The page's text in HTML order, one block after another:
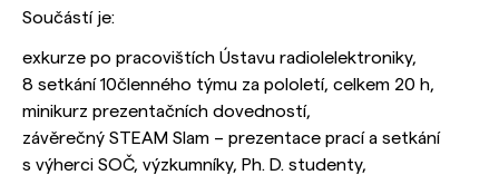
Součástí je:
exkurze po pracovištích Ústavu radiolelektroniky,
8 setkání 10členného týmu za pololetí, celkem 20 h,
minikurz prezentačních dovedností,
závěrečný STEAM Slam – prezentace prací a setkání
s výherci SOČ, výzkumníky, Ph. D. studenty,